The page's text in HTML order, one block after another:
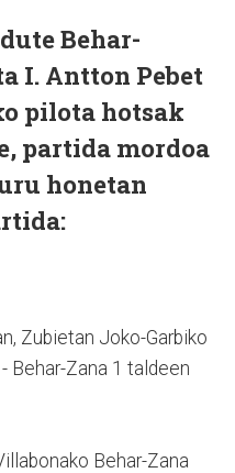
Behar-
I. Antton Pebet
pilota hotsak
partida mordoa
honetan
Zubietan Joko-Garbiko
Behar-Zana 1 taldeen
Behar-Zana